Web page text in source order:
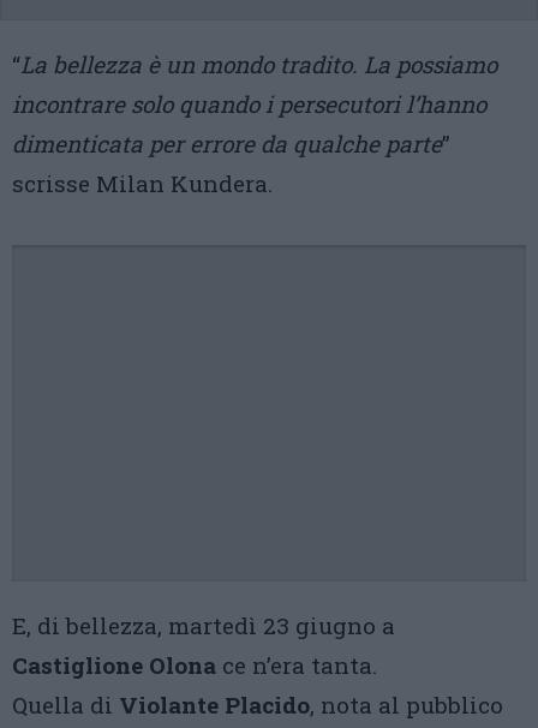
“La bellezza è un mondo tradito. La possiamo
incontrare solo quando i persecutori l’hanno
dimenticata per errore da qualche parte”
scrisse Milan Kundera.
E, di bellezza, martedì 23 giugno a
Castiglione Olona ce n’era tanta.
Quella di Violante Placido, nota al pubblico